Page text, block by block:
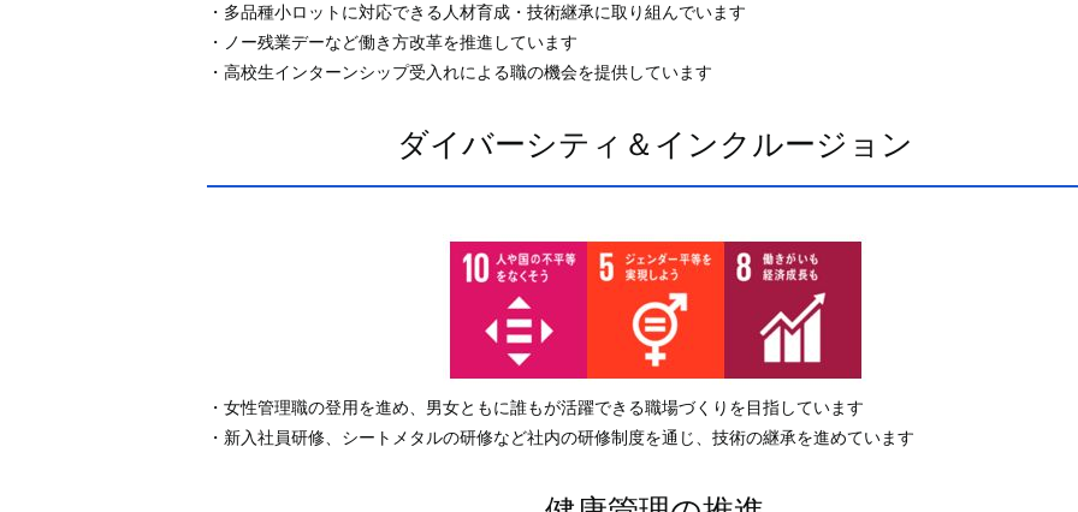
・多品種小ロットに対応できる人材育成・技術継承に取り組んでいます
・ノー残業デーなど働き方改革を推進しています
・高校生インターンシップ受入れによる職の機会を提供しています
ダイバーシティ＆インクルージョン
・女性管理職の登用を進め、男女ともに誰もが活躍できる職場づくりを目指しています
・新入社員研修、シートメタルの研修など社内の研修制度を通じ、技術の継承を進めています